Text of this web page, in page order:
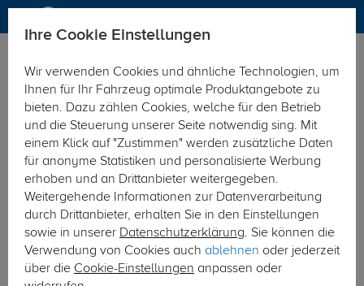
Hier geht's zur Fahrzeugübersicht: VW Amarok
Ihre Cookie Einstellungen
Wir verwenden Cookies und ähnliche Technologien, um
Ihnen für Ihr Fahrzeug optimale Produktangebote zu
bieten. Dazu zählen Cookies, welche für den Betrieb
und die Steuerung unserer Seite notwendig sing. Mit
einem Klick auf "Zustimmen" werden zusätzliche Daten
für anonyme Statistiken und personalisierte Werbung
erhoben und an Drittanbieter weitergegeben.
Weitergehende Informationen zur Datenverarbeitung
durch Drittanbieter, erhalten Sie in den Einstellungen
sowie in unserer Datenschutzerklärung. Sie können die
Verwendung von Cookies auch ablehnen oder jederzeit
über die Cookie-Einstellungen anpassen oder